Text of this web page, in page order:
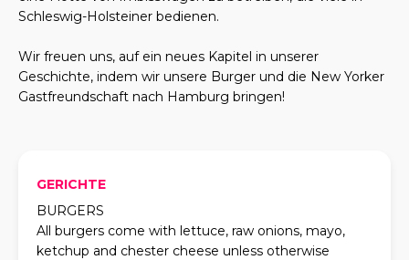
Schleswig-Holsteiner bedienen.
Wir freuen uns, auf ein neues Kapitel in unserer
Geschichte, indem wir unsere Burger und die New Yorker
Gastfreundschaft nach Hamburg bringen!
GERICHTE
BURGERS
All burgers come with lettuce, raw onions, mayo,
ketchup and chester cheese unless otherwise